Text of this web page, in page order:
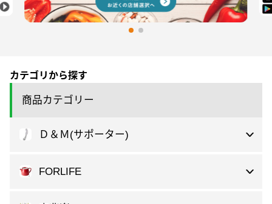
カテゴリから探す
商品カテゴリー
Ｄ＆Ｍ(サポーター)
FORLIFE